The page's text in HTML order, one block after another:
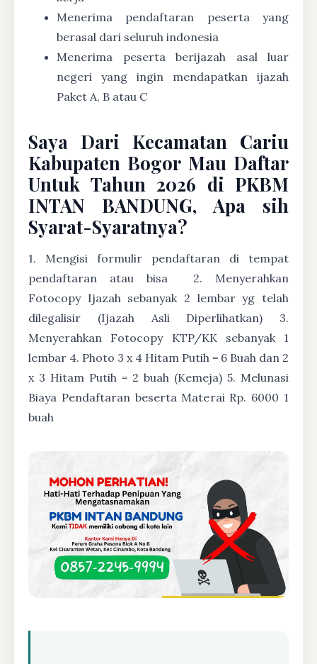
Menerima pendaftaran peserta yang
berasal dari seluruh indonesia
Menerima peserta berijazah asal luar
negeri yang ingin mendapatkan ijazah
Paket A, B atau C
Saya Dari Kecamatan Cariu
Kabupaten Bogor Mau Daftar
Untuk Tahun 2026 di PKBM
INTAN BANDUNG, Apa sih
Syarat-Syaratnya?
1. Mengisi formulir pendaftaran di tempat
pendaftaran atau bisa
2. Menyerahkan
Fotocopy Ijazah sebanyak 2 lembar yg telah
dilegalisir (Ijazah Asli Diperlihatkan) 3.
Menyerahkan Fotocopy KTP/KK sebanyak 1
lembar 4. Photo 3 x 4 Hitam Putih = 6 Buah dan 2
x 3 Hitam Putih = 2 buah (Kemeja) 5. Melunasi
Biaya Pendaftaran beserta Materai Rp. 6000 1
buah